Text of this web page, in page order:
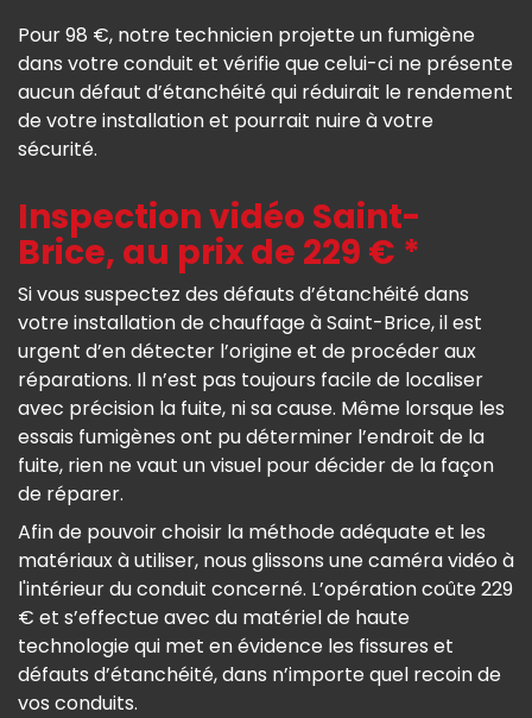
Pour 98 €, notre technicien projette un fumigène
dans votre conduit et vérifie que celui-ci ne présente
aucun défaut d’étanchéité qui réduirait le rendement
de votre installation et pourrait nuire à votre
sécurité.
Inspection vidéo Saint-
Brice, au prix de 229 € *
Si vous suspectez des défauts d’étanchéité dans
votre installation de chauffage à Saint-Brice, il est
urgent d’en détecter l’origine et de procéder aux
réparations. Il n’est pas toujours facile de localiser
avec précision la fuite, ni sa cause. Même lorsque les
essais fumigènes ont pu déterminer l’endroit de la
fuite, rien ne vaut un visuel pour décider de la façon
de réparer.
Afin de pouvoir choisir la méthode adéquate et les
matériaux à utiliser, nous glissons une caméra vidéo à
l'intérieur du conduit concerné. L’opération coûte 229
€ et s’effectue avec du matériel de haute
technologie qui met en évidence les fissures et
défauts d’étanchéité, dans n’importe quel recoin de
vos conduits.